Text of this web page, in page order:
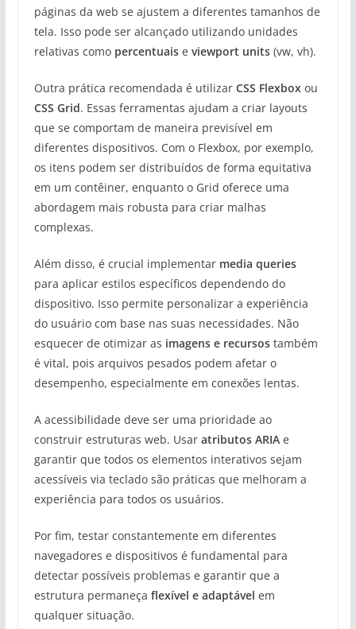
páginas da web se ajustem a diferentes tamanhos de
tela. Isso pode ser alcançado utilizando unidades
relativas como percentuaise viewport units(vw, vh).
Outra prática recomendada é utilizar CSS Flexboxou
CSS Grid. Essas ferramentas ajudam a criar layouts
que se comportam de maneira previsível em
diferentes dispositivos. Com o Flexbox, por exemplo,
os itens podem ser distribuídos de forma equitativa
em um contêiner, enquanto o Grid oferece uma
abordagem mais robusta para criar malhas
complexas.
Além disso, é crucial implementar media queries
para aplicar estilos específicos dependendo do
dispositivo. Isso permite personalizar a experiência
do usuário com base nas suas necessidades. Não
esquecer de otimizar as imagens e recursostambém
é vital, pois arquivos pesados podem afetar o
desempenho, especialmente em conexões lentas.
A acessibilidade deve ser uma prioridade ao
construir estruturas web. Usar atributos ARIAe
garantir que todos os elementos interativos sejam
acessíveis via teclado são práticas que melhoram a
experiência para todos os usuários.
Por fim, testar constantemente em diferentes
navegadores e dispositivos é fundamental para
detectar possíveis problemas e garantir que a
estrutura permaneça flexível e adaptável em
qualquer situação.